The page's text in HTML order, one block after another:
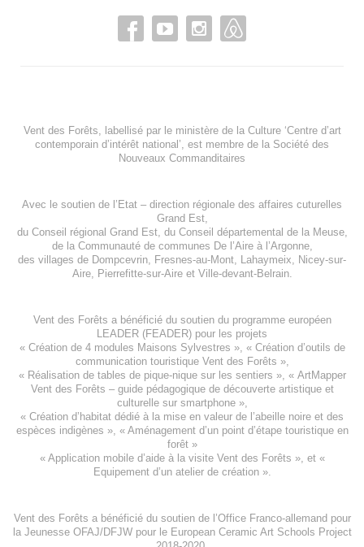
Vent des Forêts, labellisé par le ministère de la Culture ‘Centre d’art
contemporain d’intérêt national’, est membre de la Société des
Nouveaux Commanditaires
Avec le soutien de l’Etat – direction régionale des affaires cuturelles
Grand Est,
du Conseil régional Grand Est, du Conseil départemental de la Meuse,
de la Communauté de communes De l’Aire à l’Argonne,
des villages de Dompcevrin Fresnes-au-Mont Lahaymeix
Nicey-sur-
Aire, Pierrefitte-sur-Aireet Ville-devant-Belrain.
Vent des Forêts a bénéficié du soutien du programme européen
LEADER (FEADER) pour les projets
« Création de 4 modules Maisons Sylvestres », « Création d’outils de
communication touristique Vent des Forêts »,
« Réalisation de tables de pique-nique sur les sentiers », « ArtMapper
Vent des Forêts – guide pédagogique de découverte artistique et
culturelle sur smartphone »,
« Création d’habitat dédié à la mise en valeur de l’abeille noire et des
espèces indigènes », « Aménagement d’un point d’étape touristique en
forêt»
« Application mobile d’aide à la visite Vent des Forêts », et «
Equipement d’un atelier de création».
Vent des Forêts a bénéficié du soutien de l’Office Franco-allemand pour
la Jeunesse OFAJ/DFJWpour leEuropean Ceramic Art Schools Project